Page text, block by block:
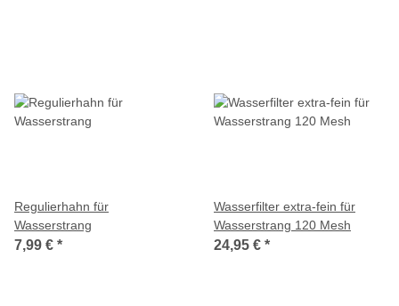
Regulierhahn für
Wasserstrang
7,99 € *
Wasserfilter extra-fein für
Wasserstrang 120 Mesh
24,95 € *